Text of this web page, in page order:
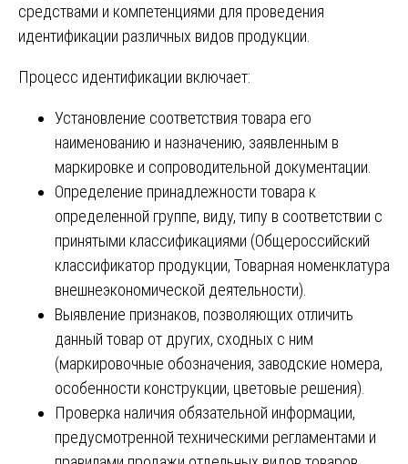
средствами и компетенциями для проведения
идентификации различных видов продукции.
Процесс идентификации включает:
Установление соответствия товара его
наименованию и назначению, заявленным в
маркировке и сопроводительной документации.
Определение принадлежности товара к
определенной группе, виду, типу в соответствии с
принятыми классификациями (Общероссийский
классификатор продукции, Товарная номенклатура
внешнеэкономической деятельности).
Выявление признаков, позволяющих отличить
данный товар от других, сходных с ним
(маркировочные обозначения, заводские номера,
особенности конструкции, цветовые решения).
Проверка наличия обязательной информации,
предусмотренной техническими регламентами и